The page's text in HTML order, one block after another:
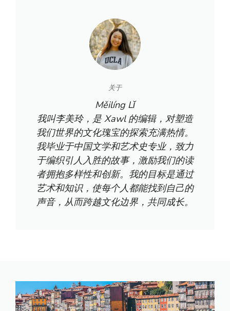
关于
Měilíng Lǐ
我叫李美玲，是 Xawl 的编辑，对塑造
我们世界的文化瑰宝的探索充满热情。
我毕业于中国文学和艺术史专业，致力
于编织引人入胜的故事，激励我们的读
者拥抱多样性和创新。我的目标是通过
艺术和知识，使每个人都能找到自己的
声音，从而跨越文化边界，共同成长。